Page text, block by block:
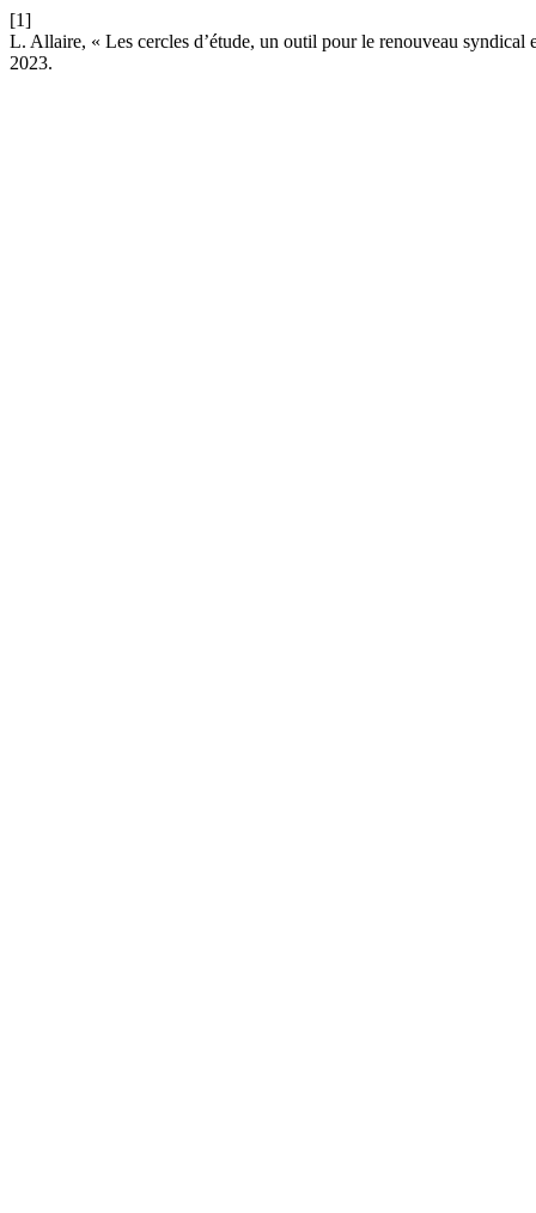
[1]
L. Allaire, « Les cercles d’étude, un outil pour le renouveau
2023.